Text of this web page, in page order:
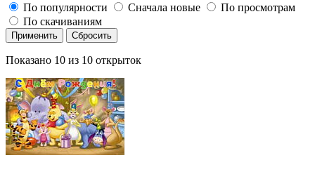
По популярности
Сначала новые
По просмотрам
По скачиваниям
Применить Сбросить
Показано 10 из 10 открыток